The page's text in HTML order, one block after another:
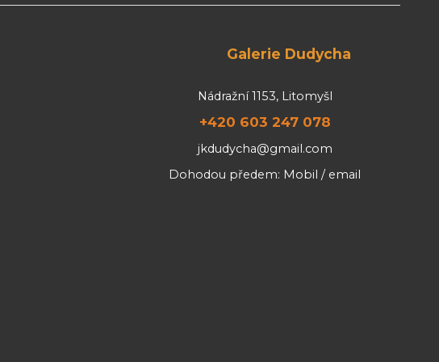
Galerie Dudycha
Nádražní 1153, Litomyšl
+420 603 247 078
jkdudycha@gmail.com
Dohodou předem: Mobil / email